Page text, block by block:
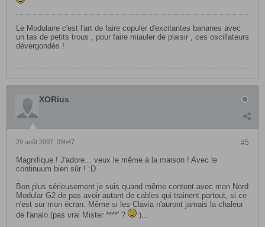
Le Modulaire c'est l'art de faire copuler d'excitantes bananes avec
un tas de petits trous , pour faire miauler de plaisir , ces oscillateurs
dévergondés !
XORius
#5
29 août 2007, 09h47
Magnifique ! J'adore... veux le même à la maison ! Avec le
continuum bien sûr ! :D
Bon plus sérieusement je suis quand même content avec mon Nord
Modular G2 de pas avoir autant de cables qui trainent partout, si ce
n'est sur mon écran. Même si les Clavia n'auront jamais la chaleur
de l'analo (pas vrai Mister ****' ?
)...